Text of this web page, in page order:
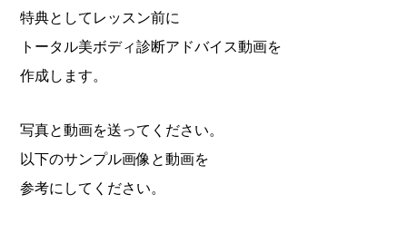
特典としてレッスン前に
トータル美ボディ診断アドバイス動画を
作成します。
写真と動画を送ってください。
以下のサンプル画像と動画を
参考にしてください。